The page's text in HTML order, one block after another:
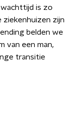
wachttijd is zo
ziekenhuizen zijn
belden we
van een man,
transitie